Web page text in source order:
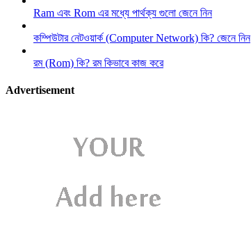
Ram এবং Rom এর মধ্যে পার্থক্য গুলো জেনে নিন
কম্পিউটার নেটওয়ার্ক (Computer Network) কি? জেনে নিন
রম (Rom) কি? রম কিভাবে কাজ করে
Advertisement